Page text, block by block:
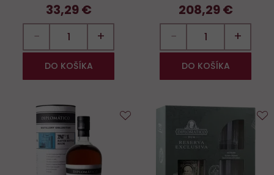
33,29 €
− +
DO KOŠÍKA
208,29 €
− +
DO KOŠÍKA
obľúbených